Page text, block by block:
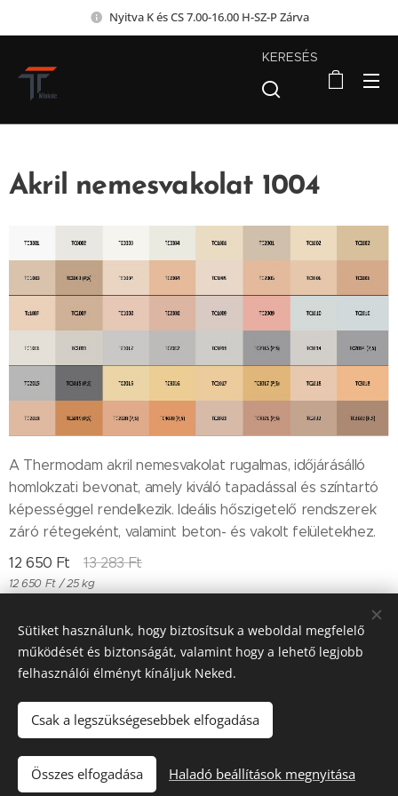
Nyitva K és CS 7.00-16.00 H-SZ-P Zárva
KERESÉS
Akril nemesvakolat 1004
A Thermodam akril nemesvakolat rugalmas, időjárásálló
homlokzati bevonat, amely kiváló tapadással és színtartó
képességgel rendelkezik. Ideális hőszigetelő rendszerek
záró rétegeként, valamint beton- és vakolt felületekhez.
12 650 Ft 13 283Ft
12 650 Ft / 25 kg
Kosárba
Till "96" Kft Adószán: 11385497-2-05
Sütiket használunk, hogy biztosítsuk a weboldal megfelelő
működését és biztonságát, valamint hogy a lehető legjobb
felhasználói élményt kínáljuk Neked.
Csak a legszükségesebbek elfogadása
Összes elfogadása Haladó beállítások megnyitása